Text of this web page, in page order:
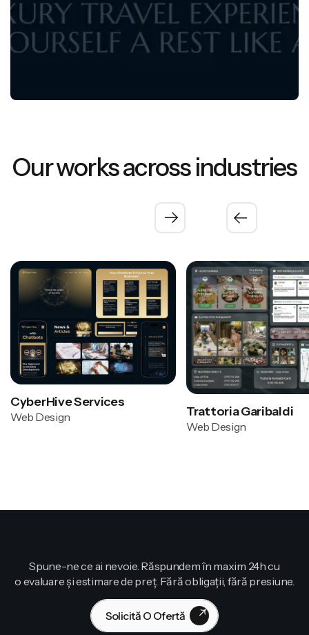
Our works across industries
CyberHive Services
Web Design Trattoria Garibaldi
Web Design
Spune-ne ce ai nevoie. Răspundem în maxim 24h cu
o evaluare și estimare de preț. Fără obligații, fără presiune.
Solicită O Ofertă
Contactează-Ne!